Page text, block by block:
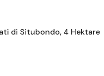
di Situbondo, 4 Hektare